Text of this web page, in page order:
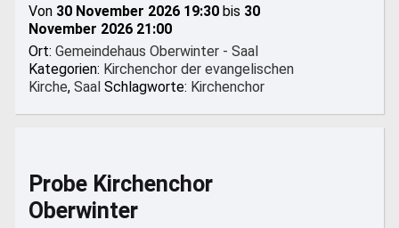
Von 30 November 2026 19:30 bis 30
November 2026 21:00
Ort:Gemeindehaus Oberwinter - Saal
Kategorien: Kirchenchor der evangelischen
Kirche,Saal Schlagworte: Kirchenchor
Probe Kirchenchor
Oberwinter